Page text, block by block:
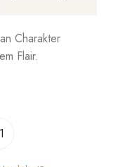
Charakter
Flair.